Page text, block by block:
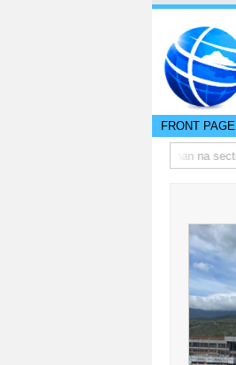
FRONT PAGE
Prestamonan na sector